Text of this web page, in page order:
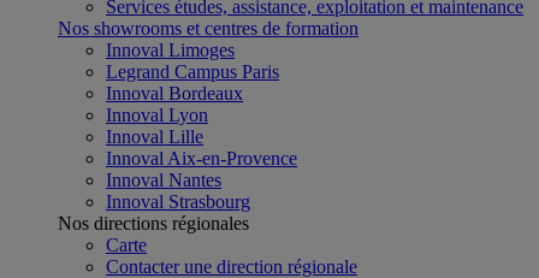
Services études, assistance, exploitation et maintenance
Nos showrooms et centres de formation
Innoval Limoges
Legrand Campus Paris
Innoval Bordeaux
Innoval Lyon
Innoval Lille
Innoval Aix-en-Provence
Innoval Nantes
Innoval Strasbourg
Nos directions régionales
Carte
Contacter une direction régionale